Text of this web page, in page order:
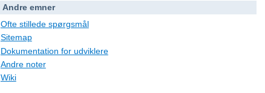
Andre emner
Ofte stillede spørgsmål
Sitemap
Dokumentation for udviklere
Andre noter
Wiki